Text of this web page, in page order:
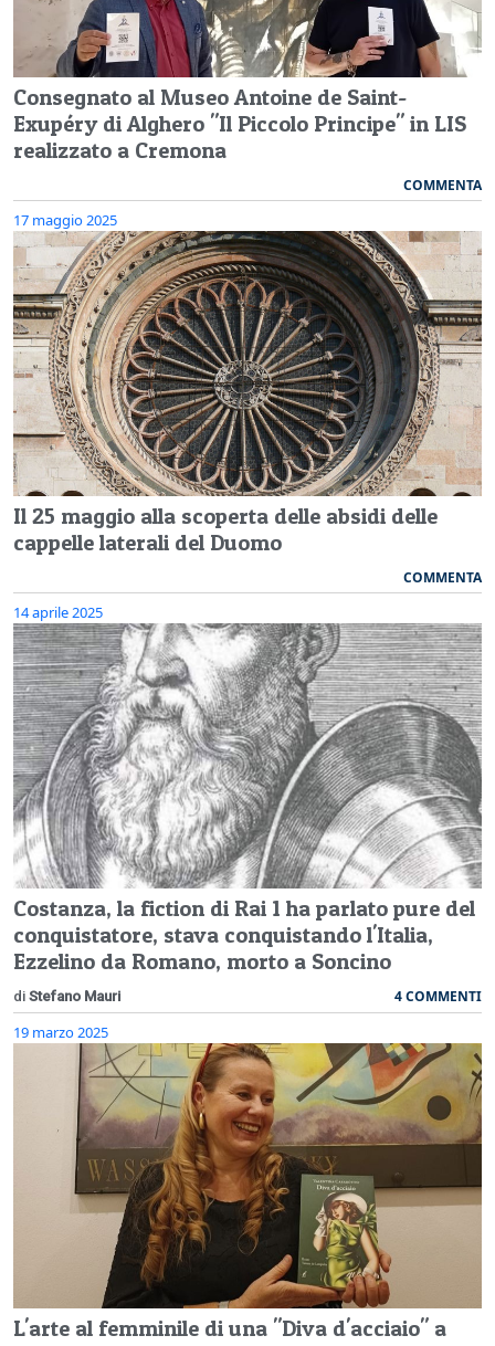
Consegnato al Museo Antoine de Saint-
Exupéry di Alghero "Il Piccolo Principe" in LIS
realizzato a Cremona
COMMENTA
17 maggio 2025
Il 25 maggio alla scoperta delle absidi delle
cappelle laterali del Duomo
COMMENTA
14 aprile 2025
Costanza, la fiction di Rai 1 ha parlato pure del
conquistatore, stava conquistando l'Italia,
Ezzelino da Romano, morto a Soncino
di Stefano Mauri 4 COMMENTI
19 marzo 2025
L'arte al femminile di una "Diva d'acciaio" a